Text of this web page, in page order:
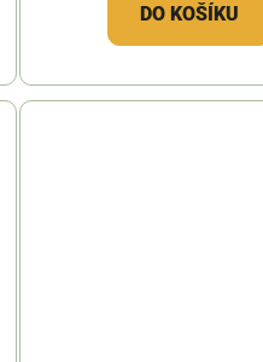
DO KOŠÍKU